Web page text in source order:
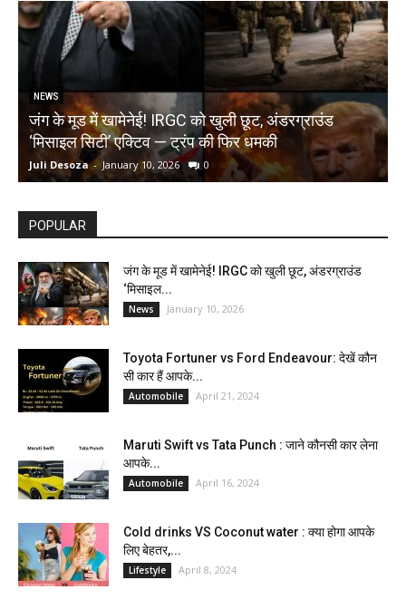
NEWS
जंग के मूड में खामेनेई! IRGC को खुली छूट, अंडरग्राउंड
‘मिसाइल सिटी’ एक्टिव — ट्रंप की फिर धमकी
Juli Desoza - January 10, 2026 0
POPULAR
जंग के मूड में खामेनेई! IRGC को खुली छूट, अंडरग्राउंड
‘मिसाइल...
News January 10, 2026
Toyota Fortuner vs Ford Endeavour: देखें कौन
सी कार हैं आपके...
Automobile April 21, 2024
Maruti Swift vs Tata Punch : जाने कौनसी कार लेना
आपके...
Automobile April 16, 2024
Cold drinks VS Coconut water : क्या होगा आपके
लिए बेहतर,...
Lifestyle April 8, 2024